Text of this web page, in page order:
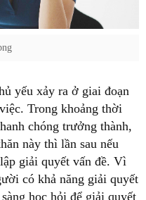
Trong khoảng thời
chóng trưởng thành,
này thì lần sau nếu
giải quyết vấn đề. Vì
có khả năng giải quyết
học hỏi để giải quyết